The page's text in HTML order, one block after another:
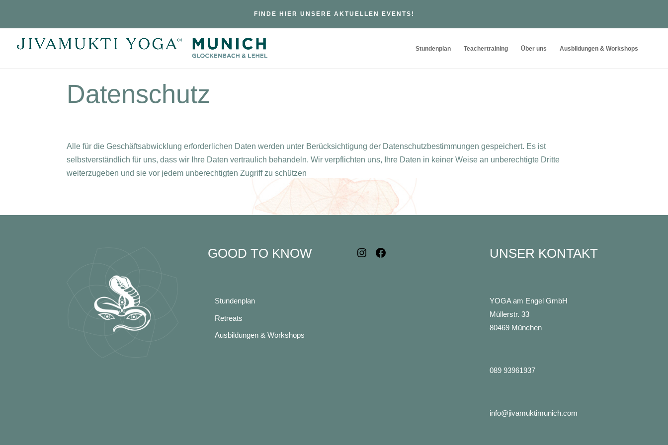
FINDE HIER UNSERE AKTUELLEN EVENTS!
Stundenplan Teachertraining Über uns Ausbildungen & Workshops
Datenschutz
Alle für die Geschäftsabwicklung erforderlichen Daten werden unter Berücksichtigung der Datenschutzbestimmungen gespeichert. Es ist
selbstverständlich für uns, dass wir Ihre Daten vertraulich behandeln. Wir verpflichten uns, Ihre Daten in keiner Weise an unberechtigte Dritte
weiterzugeben und sie vor jedem unberechtigten Zugriff zu schützen
GOOD TO KNOW
Stundenplan
Retreats
Ausbildungen & Workshops
Instagram UNSER KONTAKT
YOGA am Engel GmbH
Müllerstr. 33
80469 München
089 93961937
info@jivamuktimunich.com